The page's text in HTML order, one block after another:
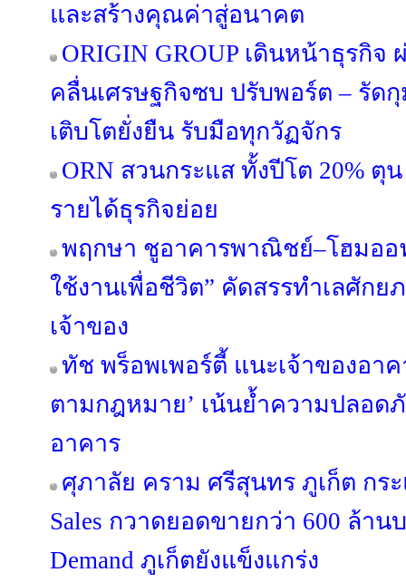
และสร้างคุณค่าสู่อนาคต
ORIGIN GROUP เดินหน้าธุรกิจ
คลื่นเศรษฐกิจซบ ปรับพอร์ต – รัด
เติบโตยั่งยืน รับมือทุกวัฏจักร
ORN สวนกระแส ทั้งปีโต 20% ตุ
รายได้ธุรกิจย่อย
พฤกษา ชูอาคารพาณิชย์–โฮมออ
ใช้งานเพื่อชีวิต” คัดสรรทำเลศักย
เจ้าของ
ทัช พร็อพเพอร์ตี้ แนะเจ้าของอา
ตามกฎหมาย’ เน้นย้ำความปลอด
อาคาร
ศุภาลัย คราม ศรีสุนทร ภูเก็ต กร
Sales กวาดยอดขายกว่า 600 ล้าน
Demand ภูเก็ตยังแข็งแกร่ง